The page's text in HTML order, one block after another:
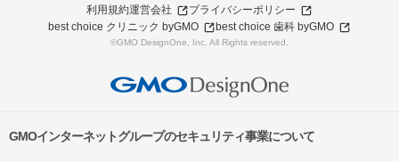
利用規約運営会社
プライバシーポリシー
best choice クリニック byGMO
best choice 歯科 byGMO
©GMO DesignOne, Inc. All Rights reserved.
GMOインターネットグループのセキュリティ事業について